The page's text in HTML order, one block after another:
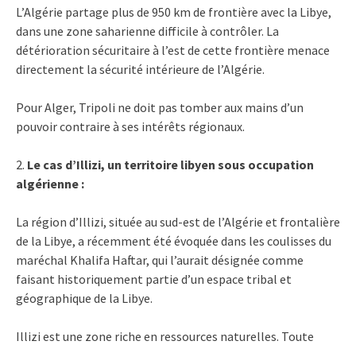
L’Algérie partage plus de 950 km de frontière avec la Libye,
dans une zone saharienne difficile à contrôler. La
détérioration sécuritaire à l’est de cette frontière menace
directement la sécurité intérieure de l’Algérie.
Pour Alger, Tripoli ne doit pas tomber aux mains d’un
pouvoir contraire à ses intérêts régionaux.
2. Le cas d’Illizi, un territoire libyen sous occupation
algérienne :
La région d’Illizi, située au sud-est de l’Algérie et frontalière
de la Libye, a récemment été évoquée dans les coulisses du
maréchal Khalifa Haftar, qui l’aurait désignée comme
faisant historiquement partie d’un espace tribal et
géographique de la Libye.
Illizi est une zone riche en ressources naturelles. Toute